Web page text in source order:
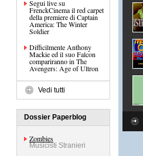
Segui live su
FrenckCinema il red carpet
della premiere di Captain
America: The Winter
Soldier
Difficilmente Anthony
Mackie ed il suo Falcon
compariranno in The
Avengers: Age of Ultron
Vedi tutti
Dossier Paperblog
Zombies
Musicisti Stranieri